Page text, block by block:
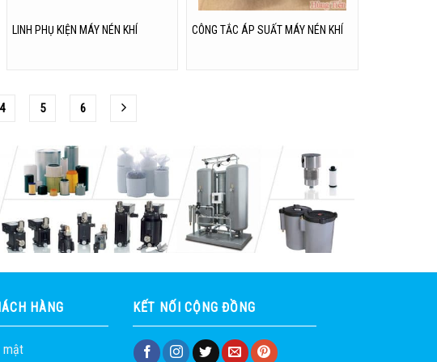
LINH PHỤ KIỆN MÁY NÉN KHÍ CÔNG TẮC ÁP SUẤT MÁY NÉN KHÍ
4 5 6
HÀNG
mật
KẾT NỐI CỘNG ĐỒNG